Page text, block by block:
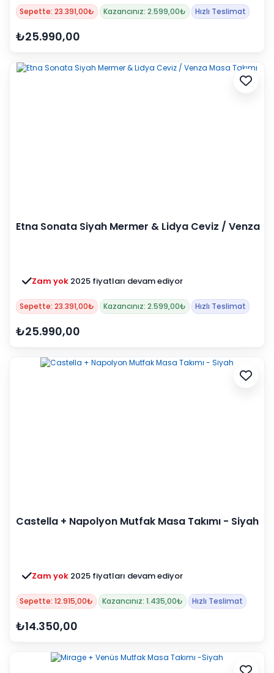
Sepette: 23.391,00₺ Kazancınız: 2.599,00₺ Hızlı Teslimat
₺25.990,00
Etna Sonata Siyah Mermer & Lidya Ceviz / Venza
Zam yok 2025 fiyatları devam ediyor
Sepette: 23.391,00₺ Kazancınız: 2.599,00₺ Hızlı Teslimat
₺25.990,00
Castella + Napolyon Mutfak Masa Takımı - Siyah
Zam yok 2025 fiyatları devam ediyor
Sepette: 12.915,00₺ Kazancınız: 1.435,00₺ Hızlı Teslimat
₺14.350,00